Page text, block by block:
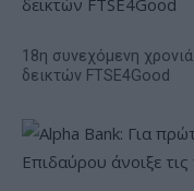
18η συνεχόμενη
δεικτών FTSE4Good